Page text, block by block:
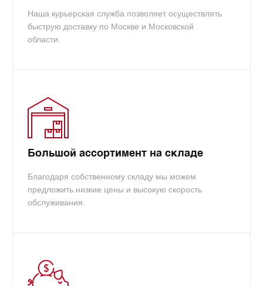
Наша курьерская служба позволяет осуществлять
быструю доставку по Москве и Московской
области.
Большой ассортимент на складе
Благодаря собственному складу мы можем
предложить низкие цены и высокую скорость
обслуживания.